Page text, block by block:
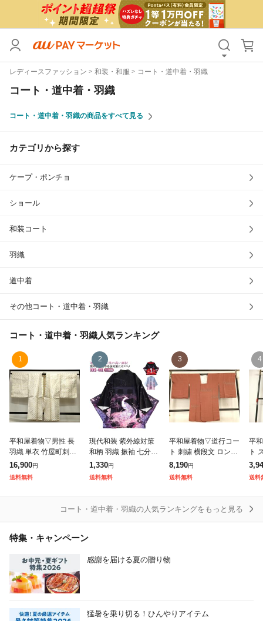
レディースファッション 和装・和服 コート・道中着・羽織
コート・道中着・羽織
コート・道中着・羽織の商品をすべて見る
カテゴリから探す
ケープ・ポンチョ
ショール
和装コート
羽織
道中着
その他コート・道中着・羽織
コート・道中着・羽織人気ランキング
1
平和屋着物▽男性 長
羽織 単衣 竹屋町刺繍
菊文 金銀糸 逸品 CAA
T5915id
16,900円
送料無料
2
現代和装 紫外線対策
和柄 羽織 振袖 七分袖
振袖風 花柄 お祭り レ
ディース 母の日 着物
1,330円
送料無料
3
平和屋着物▽道行コー
ト 刺繍 横段文 ロング
丈 正絹 逸品 AAAZ911
2fy
8,190円
送料無料
4
平
ト
夏
グ
送料
コート・道中着・羽織の人気ランキングをもっと見る
特集・キャンペーン
感謝を届ける夏の贈り物
猛暑を乗り切る！ひんやりアイテム
カテゴリ すべて
価格
Pontaパス特典対象すべて
サンキュー配送対象
除外ワード